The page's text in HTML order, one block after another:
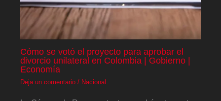
Cómo se votó el proyecto para aprobar el
divorcio unilateral en Colombia | Gobierno |
Economía
Deja un comentario / Nacional